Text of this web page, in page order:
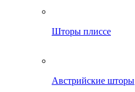
Шторы плиссе
Австрийские шторы